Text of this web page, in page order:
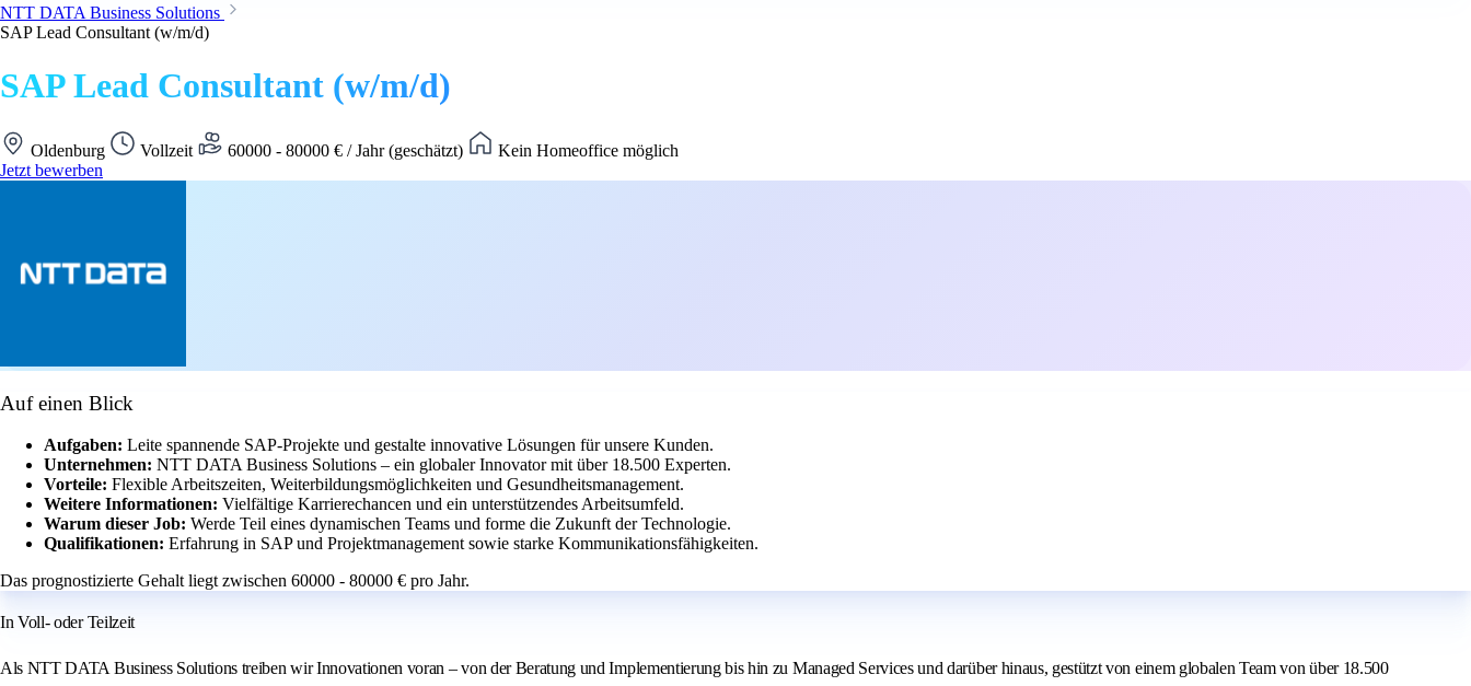
NTT DATA Business Solutions
SAP Lead Consultant (w/m/d)
SAP Lead Consultant (w/m/d)
Oldenburg Vollzeit 60000 - 80000 € / Jahr (geschätzt)
Kein Homeoffice möglich
Jetzt bewerben
Auf einen Blick
Aufgaben: Leite spannende SAP-Projekte und gestalte innovative Lösungen für unsere Kunden.
Unternehmen: NTT DATA Business Solutions – ein globaler Innovator mit über 18.500 Experten.
Vorteile: Flexible Arbeitszeiten, Weiterbildungsmöglichkeiten und Gesundheitsmanagement.
Weitere Informationen: Vielfältige Karrierechancen und ein unterstützendes Arbeitsumfeld.
Warum dieser Job: Werde Teil eines dynamischen Teams und forme die Zukunft der Technologie.
Qualifikationen: Erfahrung in SAP und Projektmanagement sowie starke Kommunikationsfähigkeiten.
Das prognostizierte Gehalt liegt zwischen 60000 - 80000 € pro Jahr.
In Voll- oder Teilzeit
Als NTT DATA Business Solutions treiben wir Innovationen voran – von der Beratung und Implementierung bis hin zu Managed Services und darüber hinaus, gestützt von einem globalen Team von über 18.500